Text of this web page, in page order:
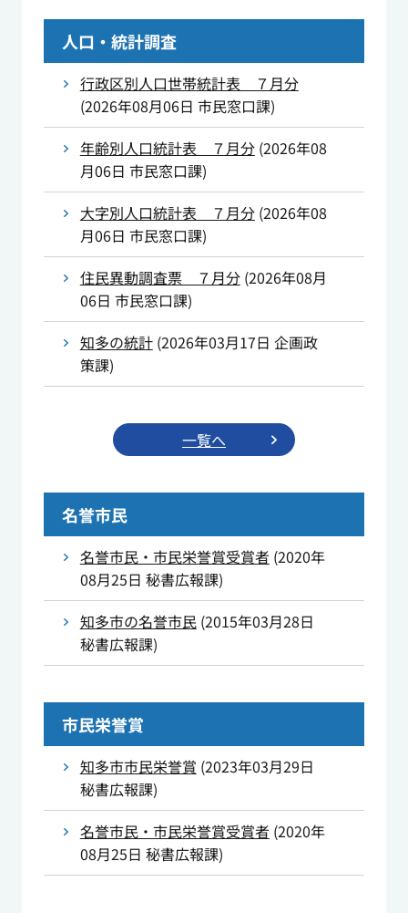
人口・統計調査
行政区別人口世帯統計表 ７月分
(2026年08月06日 市民窓口課)
年齢別人口統計表 ７月分(2026年08
月06日 市民窓口課)
大字別人口統計表 ７月分(2026年08
月06日 市民窓口課)
住民異動調査票 ７月分(2026年08月
06日 市民窓口課)
知多の統計(2026年03月17日 企画政
策課)
一覧へ
名誉市民
名誉市民・市民栄誉賞受賞者(2020年
08月25日 秘書広報課)
知多市の名誉市民(2015年03月28日
秘書広報課)
市民栄誉賞
知多市市民栄誉賞 (2023年03月29日
秘書広報課)
名誉市民・市民栄誉賞受賞者(2020年
08月25日 秘書広報課)